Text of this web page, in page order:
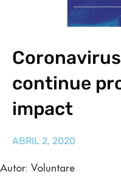
continue
impact
ABRIL 2, 2020
Autor: Voluntare